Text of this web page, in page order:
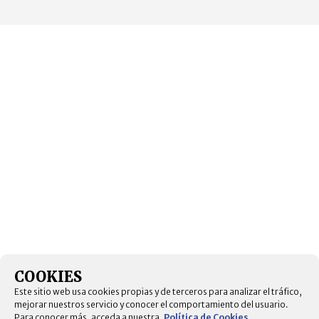
COOKIES
Este sitio web usa cookies propias y de terceros para analizar el tráfico,
mejorar nuestros servicio y conocer el comportamiento del usuario.